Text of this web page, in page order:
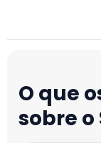
O que
sobre o